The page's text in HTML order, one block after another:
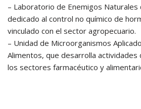
– Laboratorio de Enemigos
dedicado al control no químico de
vinculado con el sector agropecuario.
– Unidad de Microorganismos
Alimentos, que desarrolla actividades
los sectores farmacéutico y